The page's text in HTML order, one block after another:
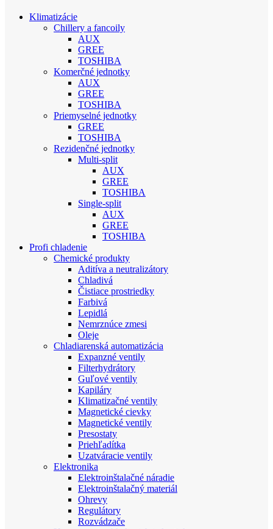
Klimatizácie
Chillery a fancoily
AUX
GREE
TOSHIBA
Komerčné jednotky
AUX
GREE
TOSHIBA
Priemyselné jednotky
GREE
TOSHIBA
Rezidenčné jednotky
Multi-split
AUX
GREE
TOSHIBA
Single-split
AUX
GREE
TOSHIBA
Profi chladenie
Chemické produkty
Aditíva a neutralizátory
Chladivá
Čistiace prostriedky
Farbivá
Lepidlá
Nemrznúce zmesi
Oleje
Chladiarenská automatizácia
Expanzné ventily
Filterhydrátory
Guľové ventily
Kapiláry
Klimatizačné ventily
Magnetické cievky
Magnetické ventily
Presostaty
Priehľadítka
Uzatváracie ventily
Elektronika
Elektroinštalačné náradie
Elektroinštalačný materiál
Ohrevy
Regulátory
Rozvádzače